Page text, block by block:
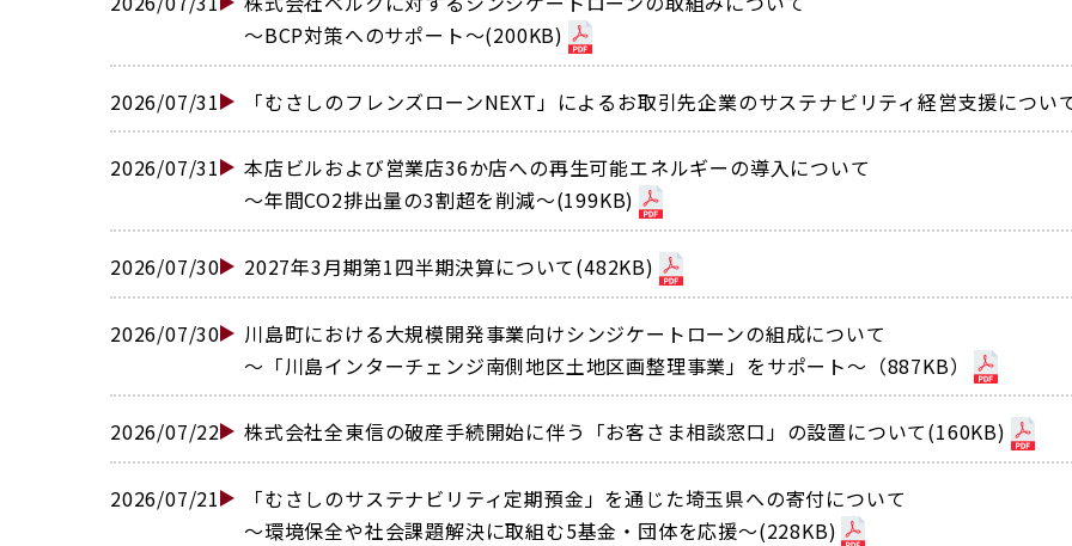
〜BCP対策へのサポート〜(200KB)
2026/07/31 「むさしのフレンズローンNEXT」によるお取引先企業のサステナビリティ経営支援につい
2026/07/31
本店ビルおよび営業店36か店への再生可能エネルギーの導入について
〜年間CO2排出量の3割超を削減〜(199KB)
2026/07/30 2027年3月期第1四半期決算について(482KB)
2026/07/30
川島町における大規模開発事業向けシンジケートローンの組成について
〜「川島インターチェンジ南側地区土地区画整理事業」をサポート〜（887KB）
2026/07/22 株式会社全東信の破産手続開始に伴う「お客さま相談窓口」の設置について(160KB)
2026/07/21
「むさしのサステナビリティ定期預金」を通じた埼玉県への寄付について
〜環境保全や社会課題解決に取組む5基金・団体を応援〜(228KB)